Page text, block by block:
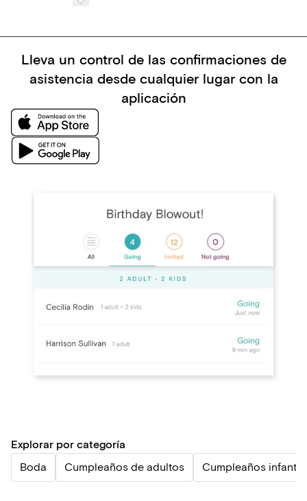
Lleva un control de las confirmaciones de
asistencia desde cualquier lugar con la
aplicación
Explorar por categoría
Boda
Cumpleaños de adultos Cumpleaños